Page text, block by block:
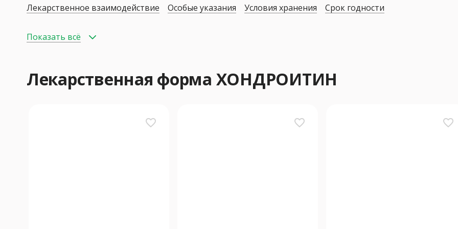
Лекарственное взаимодействие
Особые указания Условия хранения Срок годности
Показать всё
Лекарственная форма ХОНДРОИТИН
favorite_border favorite_border favorite_border